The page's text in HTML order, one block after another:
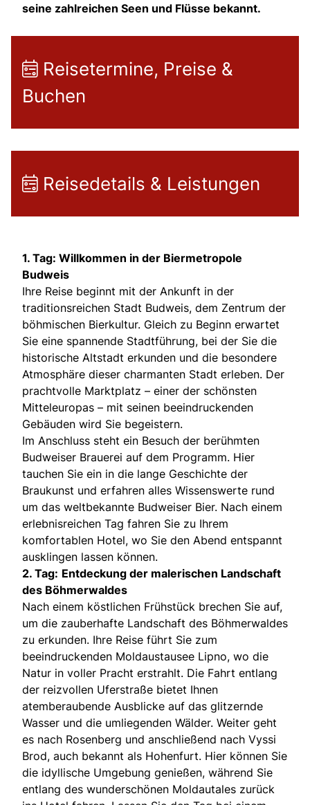
seine zahlreichen Seen und Flüsse bekannt.
Reisetermine, Preise &
Buchen
Reisedetails & Leistungen
1. Tag: Willkommen in der Biermetropole
Budweis
Ihre Reise beginnt mit der Ankunft in der
traditionsreichen Stadt Budweis, dem Zentrum der
böhmischen Bierkultur. Gleich zu Beginn erwartet
Sie eine spannende Stadtführung, bei der Sie die
historische Altstadt erkunden und die besondere
Atmosphäre dieser charmanten Stadt erleben. Der
prachtvolle Marktplatz – einer der schönsten
Mitteleuropas – mit seinen beeindruckenden
Gebäuden wird Sie begeistern.
Im Anschluss steht ein Besuch der berühmten
Budweiser Brauerei auf dem Programm. Hier
tauchen Sie ein in die lange Geschichte der
Braukunst und erfahren alles Wissenswerte rund
um das weltbekannte Budweiser Bier. Nach einem
erlebnisreichen Tag fahren Sie zu Ihrem
komfortablen Hotel, wo Sie den Abend entspannt
ausklingen lassen können.
2. Tag: Entdeckung der malerischen Landschaft
des Böhmerwaldes
Nach einem köstlichen Frühstück brechen Sie auf,
um die zauberhafte Landschaft des Böhmerwaldes
zu erkunden. Ihre Reise führt Sie zum
beeindruckenden Moldaustausee Lipno, wo die
Natur in voller Pracht erstrahlt. Die Fahrt entlang
der reizvollen Uferstraße bietet Ihnen
atemberaubende Ausblicke auf das glitzernde
Wasser und die umliegenden Wälder. Weiter geht
es nach Rosenberg und anschließend nach Vyssi
Brod, auch bekannt als Hohenfurt. Hier können Sie
die idyllische Umgebung genießen, während Sie
entlang des wunderschönen Moldautales zurück